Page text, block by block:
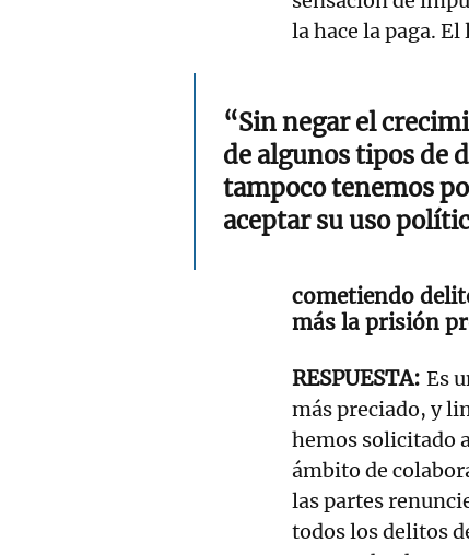
la hace la paga.
“Sin negar el
de algunos tipos de
tampoco tenemos
aceptar su uso
cometiendo
más la prisión
Es
más preciado, y
hemos solicitado
ámbito de
las partes
todos los delitos